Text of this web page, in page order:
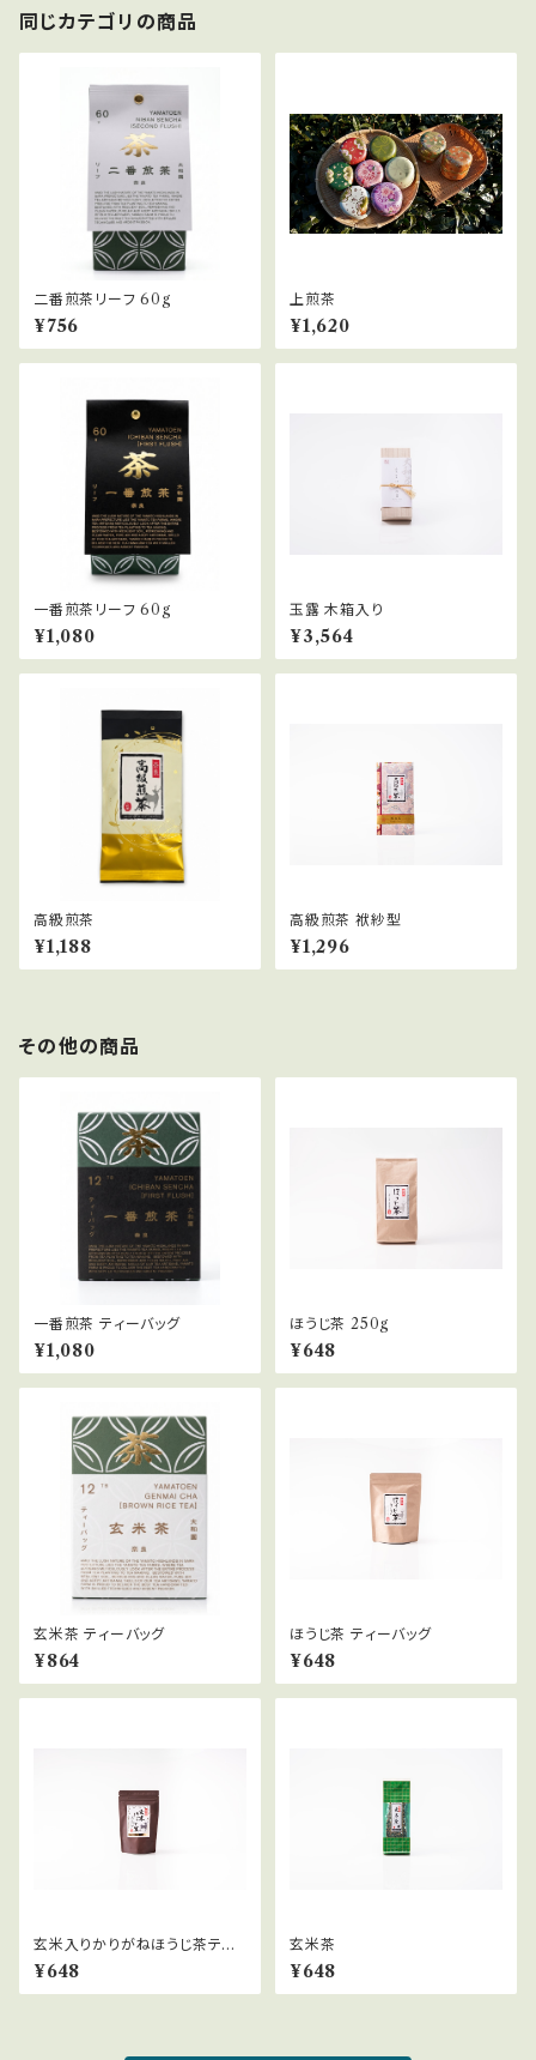
同じカテゴリの商品
二番煎茶リーフ 60g
¥756
上煎茶
¥1,620
一番煎茶リーフ 60g
¥1,080
玉露 木箱入り
¥3,564
高級煎茶
¥1,188
高級煎茶 袱紗型
¥1,296
その他の商品
一番煎茶 ティーバッグ
¥1,080
ほうじ茶 250g
¥648
玄米茶 ティーバッグ
¥864
ほうじ茶 ティーバッグ
¥648
玄米入りかりがねほうじ茶ティ
ーバッグ
¥648
玄米茶
¥648